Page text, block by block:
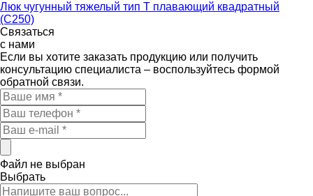
Люк чугунный тяжелый тип Т плавающий квадратный
(С250)
Связаться
с нами
Если вы хотите заказать продукцию или получить
консультацию специалиста – воспользуйтесь формой
обратной связи.
Файл не выбран
Выбрать